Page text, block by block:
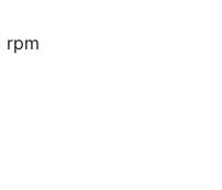
rpm